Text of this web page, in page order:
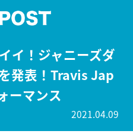
イ！ジャニーズダ
発表！Travis Jap
ーマンス
2021.04.09